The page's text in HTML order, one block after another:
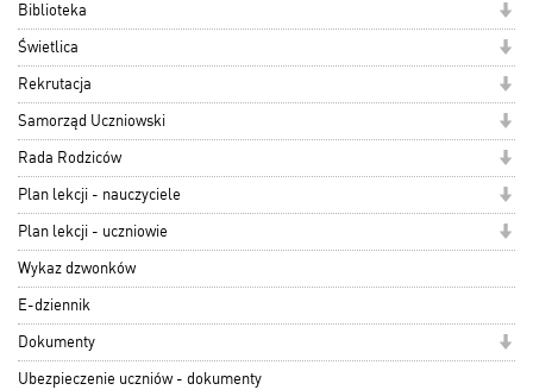
Biblioteka
Świetlica
Rekrutacja
Samorząd Uczniowski
Rada Rodziców
Plan lekcji - nauczyciele
Plan lekcji - uczniowie
Wykaz dzwonków
E-dziennik
Dokumenty
Ubezpieczenie uczniów - dokumenty